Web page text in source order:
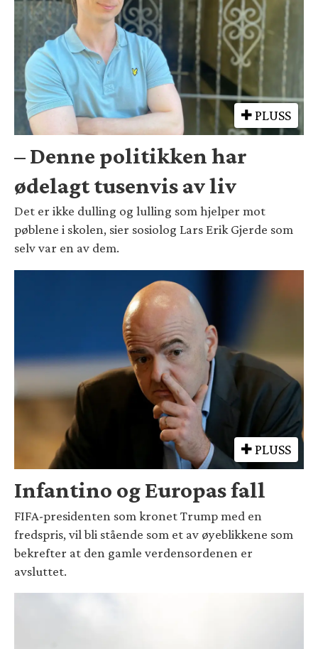
PLUSS
– Denne politikken har
ødelagt tusenvis av liv
Det er ikke dulling og lulling som hjelper mot
pøblene i skolen, sier sosiolog Lars Erik Gjerde som
selv var en av dem.
PLUSS
Infantino og Europas fall
FIFA-presidenten som kronet Trump med en
fredspris, vil bli stående som et av øyeblikkene som
bekrefter at den gamle verdensordenen er
avsluttet.